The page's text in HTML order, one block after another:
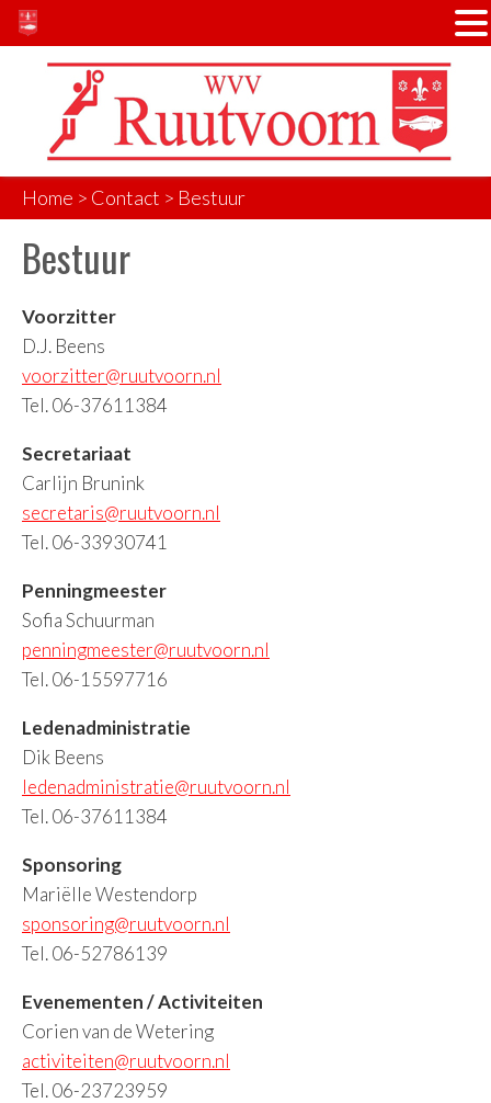
hoofd
inhoud
Spring
eerste
sidebar
Spring
voettekst
Home > Contact > Bestuur
Bestuur
Voorzitter
D.J. Beens
voorzitter@ruutvoorn.nl
Tel. 06-37611384
Secretariaat
Carlijn Brunink
secretaris@ruutvoorn.nl
Tel. 06-33930741
Penningmeester
Sofia Schuurman
penningmeester@ruutvoorn.nl
Tel. 06-15597716
Ledenadministratie
Dik Beens
ledenadministratie@ruutvoorn.nl
Tel. 06-37611384
Sponsoring
Mariëlle Westendorp
sponsoring@ruutvoorn.nl
Tel. 06-52786139
Evenementen / Activiteiten
Corien van de Wetering
activiteiten@ruutvoorn.nl
Tel. 06-23723959